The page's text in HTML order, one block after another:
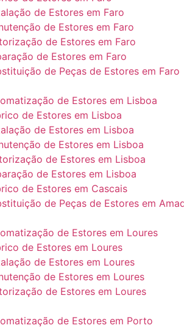
de Estores em Faro
de Estores em Faro
de Estores em Faro
de Estores em Faro
de Peças de Estores em Faro
de Estores em Lisboa
de Estores em Lisboa
de Estores em Lisboa
de Estores em Lisboa
de Estores em Lisboa
de Estores em Lisboa
de Estores em Cascais
de Peças de Estores em
de Estores em Loures
de Estores em Loures
de Estores em Loures
de Estores em Loures
de Estores em Loures
de Estores em Porto